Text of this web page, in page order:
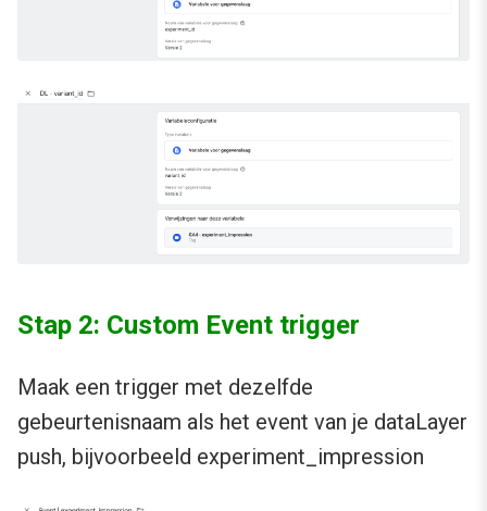
Stap 2: Custom Event trigger
Maak een trigger met dezelfde
gebeurtenisnaam als het event van je dataLayer
push, bijvoorbeeld experiment_impression